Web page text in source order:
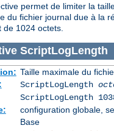
permet de limiter la
du fichier journal due à la
de 1024 octets.
ScriptLogLength
Taille maximale du
ScriptLogLength
ScriptLogLength
configuration globale,
Base